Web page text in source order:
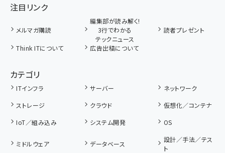
注目リンク
メルマガ購読
編集部が読み解く!
3行でわかる
テックニュース
読者プレゼント
Think ITについて 広告出稿について
カテゴリ
ITインフラ サーバー
ネットワーク
ストレージ
クラウド
仮想化／コンテナ
IoT／組み込み
システム開発 OS
ミドルウェア データベース
設計／手法／テス
ト